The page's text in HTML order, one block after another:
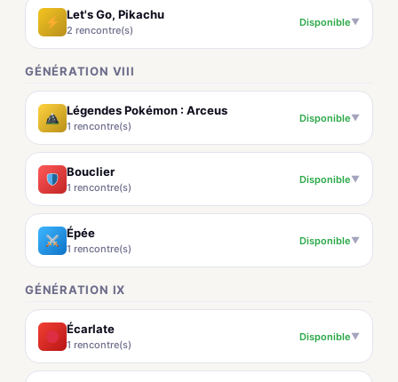
Let's Go, Pikachu
2 rencontre(s)
Disponible▼
GÉNÉRATION VIII
Légendes Pokémon : Arceus
1 rencontre(s)
Disponible▼
Bouclier
1 rencontre(s)
Disponible▼
Épée
1 rencontre(s)
Disponible▼
GÉNÉRATION IX
Écarlate
1 rencontre(s)
Disponible▼